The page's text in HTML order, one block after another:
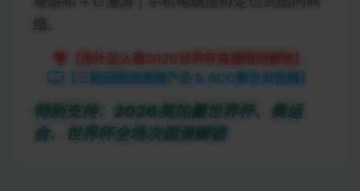
【三款回国加速器产品 & ACC聚合浏览器】
特别支持：2026美加墨世界杯、奥运
会、世界杯全场次超清解锁